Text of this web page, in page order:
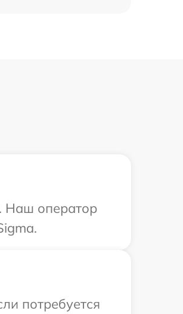
Наш оператор
потребуется